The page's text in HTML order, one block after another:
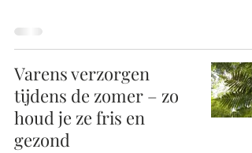
Varens verzorgen
tijdens de zomer – zo
houd je ze fris en
gezond